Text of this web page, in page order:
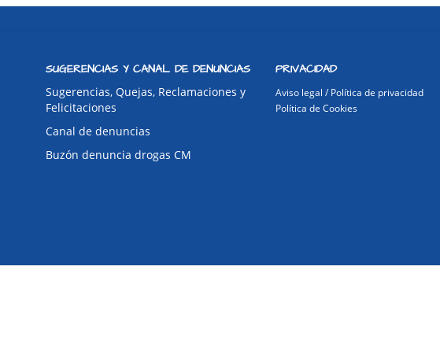
SUGERENCIAS Y CANAL DE DENUNCIAS
Sugerencias, Quejas, Reclamaciones y
Felicitaciones
Canal de denuncias
Buzón denuncia drogas CM
PRIVACIDAD
Aviso legal / Política de privacidad
Política de Cookies